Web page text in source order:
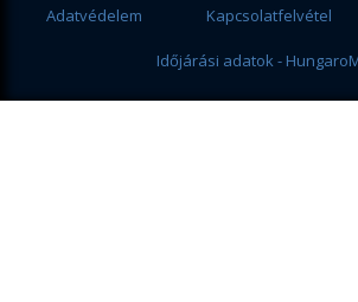
Adatvédelem Kapcsolatfelvétel
Időjárási adatok -